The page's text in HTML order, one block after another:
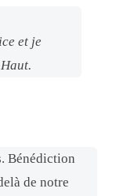
et je
Bénédiction
de notre